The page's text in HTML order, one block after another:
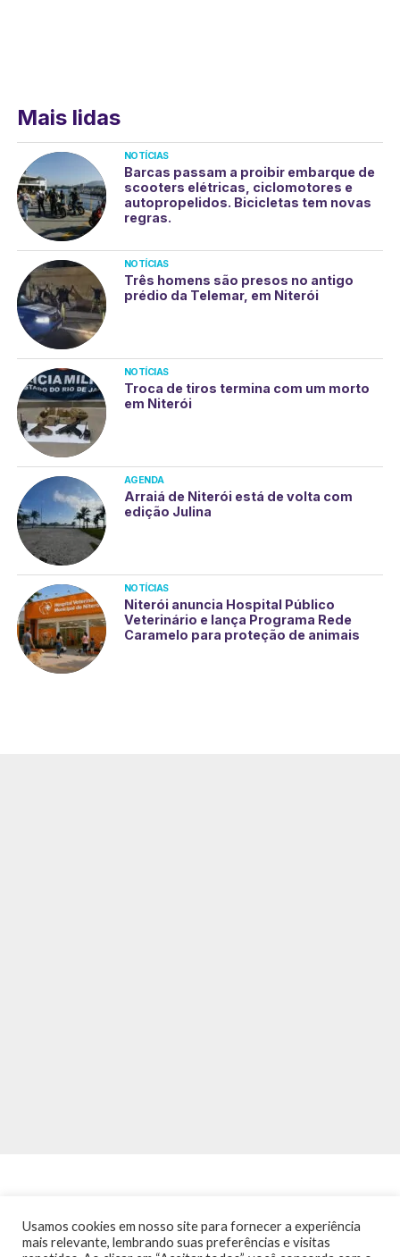
Mais lidas
NOTÍCIAS
Barcas passam a proibir embarque de
scooters elétricas, ciclomotores e
autopropelidos. Bicicletas tem novas
regras.
NOTÍCIAS
Três homens são presos no antigo
prédio da Telemar, em Niterói
NOTÍCIAS
Troca de tiros termina com um morto
em Niterói
AGENDA
Arraiá de Niterói está de volta com
edição Julina
NOTÍCIAS
Niterói anuncia Hospital Público
Veterinário e lança Programa Rede
Caramelo para proteção de animais
Usamos cookies em nosso site para fornecer a experiência
mais relevante, lembrando suas preferências e visitas